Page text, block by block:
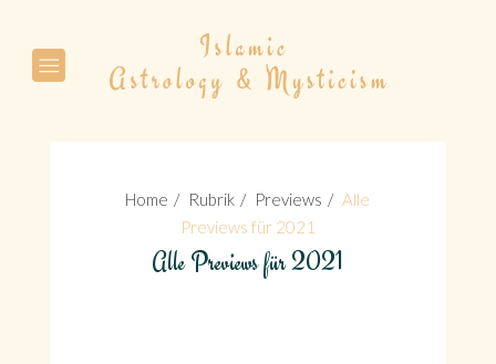
Home Rubrik Previews
Alle
Previews für 2021
Alle Previews für 2021